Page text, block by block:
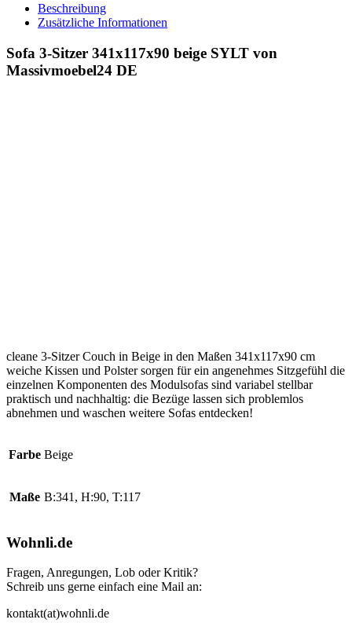
Beschreibung
Zusätzliche Informationen
Sofa 3-Sitzer 341x117x90 beige SYLT von
Massivmoebel24 DE
cleane 3-Sitzer Couch in Beige in den Maßen 341x117x90 cm
weiche Kissen und Polster sorgen für ein angenehmes Sitzgefühl die
einzelnen Komponenten des Modulsofas sind variabel stellbar
praktisch und nachhaltig: die Bezüge lassen sich problemlos
abnehmen und waschen weitere Sofas entdecken!
Farbe Beige
Maße B:341, H:90, T:117
Wohnli.de
Fragen, Anregungen, Lob oder Kritik?
Schreib uns gerne einfach eine Mail an:
kontakt(at)wohnli.de